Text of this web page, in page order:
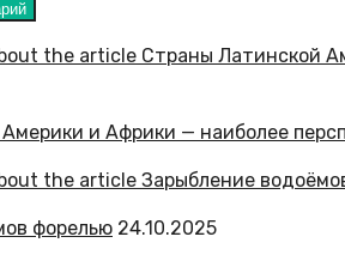
и Африки — наиболее
форелью 24.10.2025